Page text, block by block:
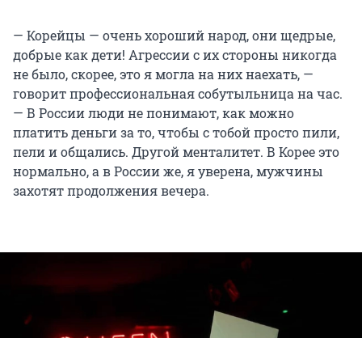
— Корейцы — очень хороший народ, они щедрые,
добрые как дети! Агрессии с их стороны никогда
не было, скорее, это я могла на них наехать, —
говорит профессиональная собутыльница на час.
— В России люди не понимают, как можно
платить деньги за то, чтобы с тобой просто пили,
пели и общались. Другой менталитет. В Корее это
нормально, а в России же, я уверена, мужчины
захотят продолжения вечера.